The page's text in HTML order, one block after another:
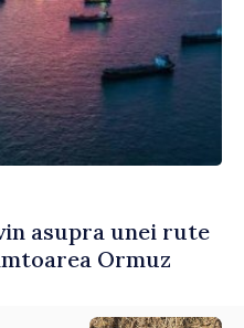
asupra unei rute
Ormuz